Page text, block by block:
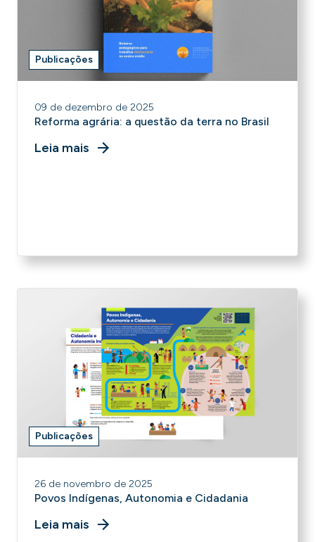
Publicações
09 de dezembro de 2025
Reforma agrária: a questão da terra no Brasil
Leia mais
Publicações
26 de novembro de 2025
Povos Indígenas, Autonomia e Cidadania
Leia mais